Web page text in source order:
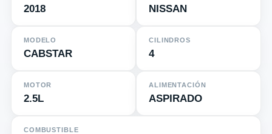
2018 NISSAN
MODELO
CABSTAR
CILINDROS
4
MOTOR
2.5L
ALIMENTACIÓN
ASPIRADO
COMBUSTIBLE